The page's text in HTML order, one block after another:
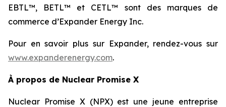
EBTL™, BETL™ et CETL™ sont des marques de
commerce d’Expander Energy Inc.
Pour en savoir plus sur Expander, rendez-vous sur
www.expanderenergy.com.
À propos de Nuclear Promise X
Nuclear Promise X (NPX) est une jeune entreprise